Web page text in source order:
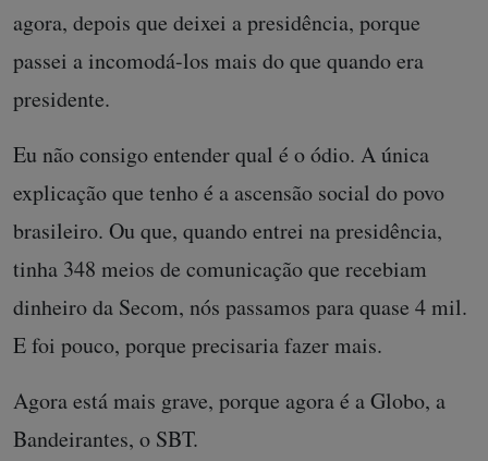
agora, depois que deixei a presidência, porque
passei a incomodá-los mais do que quando era
presidente.
Eu não consigo entender qual é o ódio. A única
explicação que tenho é a ascensão social do povo
brasileiro. Ou que, quando entrei na presidência,
tinha 348 meios de comunicação que recebiam
dinheiro da Secom, nós passamos para quase 4 mil.
E foi pouco, porque precisaria fazer mais.
Agora está mais grave, porque agora é a Globo, a
Bandeirantes, o SBT.